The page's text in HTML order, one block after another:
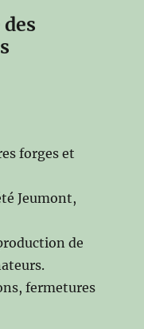
forges et
Jeumont,
de
fermetures